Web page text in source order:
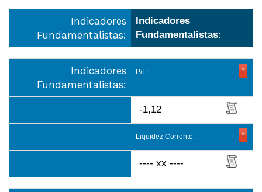
Indicadores
Fundamentalistas:
Indicadores
Fundamentalistas:
Indicadores
Fundamentalistas:
P/L:
-1,12
Liquidez Corrente:
---- xx ----